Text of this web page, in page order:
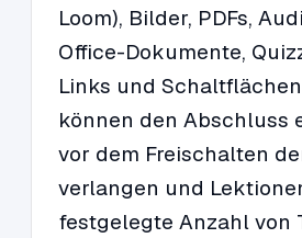
Loom), Bilder, PDFs,
Office-Dokumente,
Links und
können den Abschluss
vor dem Freischalten
verlangen und
festgelegte Anzahl von